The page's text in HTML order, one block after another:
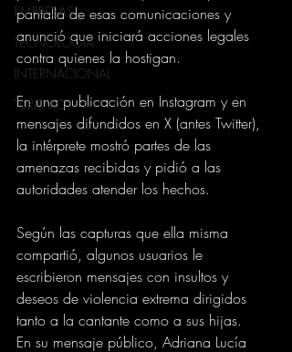
EMPRESAS
TECNOLOGIA
INTERNACIONAL
TURISMO
pantalla de esas comunicaciones y
anunció que iniciará acciones legales
contra quienes la hostigan.
En una publicación en Instagram y en
mensajes difundidos en X (antes Twitter),
la intérprete mostró partes de las
amenazas recibidas y pidió a las
autoridades atender los hechos.
Según las capturas que ella misma
compartió, algunos usuarios le
escribieron mensajes con insultos y
deseos de violencia extrema dirigidos
tanto a la cantante como a sus hijas.
En su mensaje público, Adriana Lucía